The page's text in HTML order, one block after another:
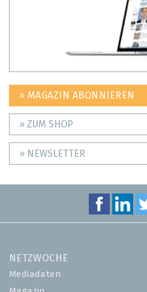
» MAGAZIN ABONNIEREN
» ZUM SHOP
» NEWSLETTER
NETZWOCHE
Mediadaten